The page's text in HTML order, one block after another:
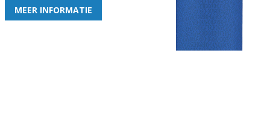
MEER INFORMATIE